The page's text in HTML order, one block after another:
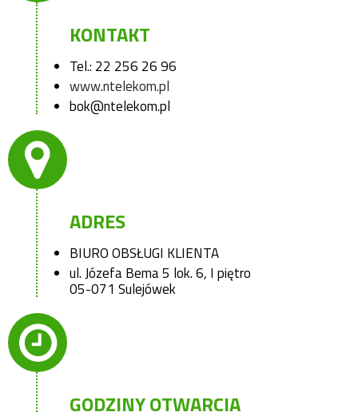
KONTAKT
Tel.: 22 256 26 96
www.ntelekom.pl
bok@ntelekom.pl
ADRES
BIURO OBSŁUGI KLIENTA
ul. Józefa Bema 5 lok. 6, I piętro
05-071 Sulejówek
GODZINY OTWARCIA